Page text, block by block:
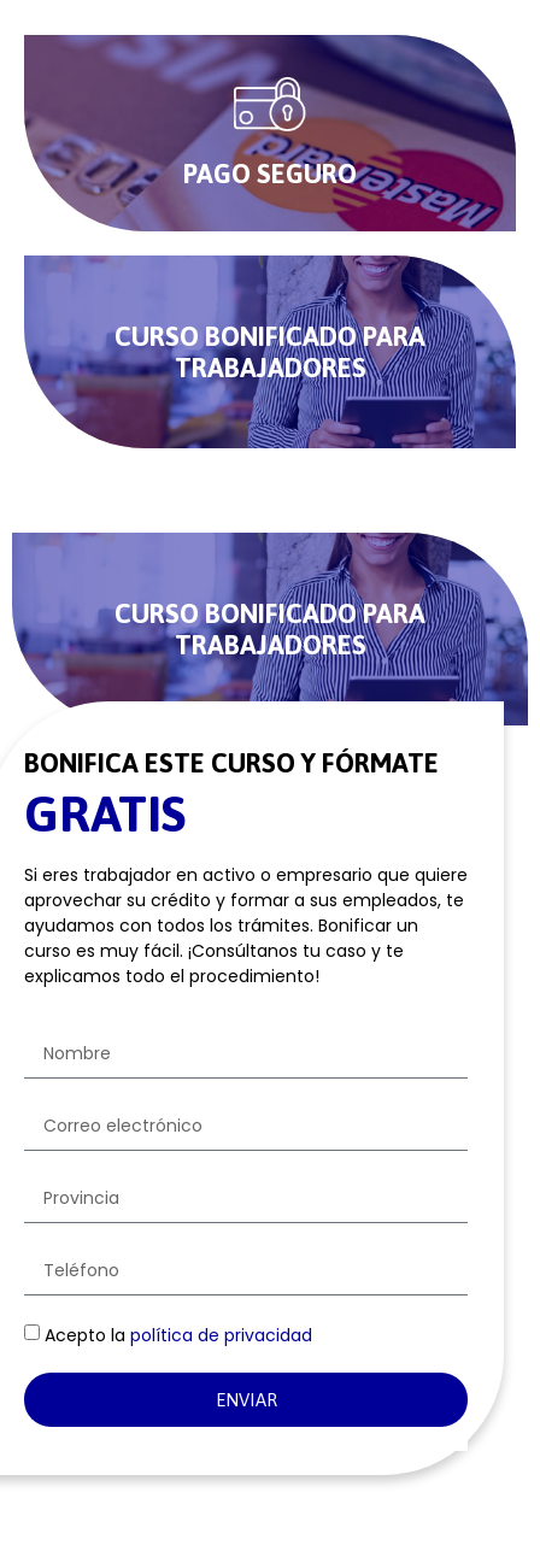
PAGO SEGURO
CURSO BONIFICADO PARA
TRABAJADORES
CURSO BONIFICADO PARA
TRABAJADORES
BONIFICA ESTE CURSO Y FÓRMATE
GRATIS
Si eres trabajador en activo o empresario que quiere
aprovechar su crédito y formar a sus empleados, te
ayudamos con todos los trámites. Bonificar un
curso es muy fácil. ¡Consúltanos tu caso y te
explicamos todo el procedimiento!
Acepto la política de privacidad
ENVIAR